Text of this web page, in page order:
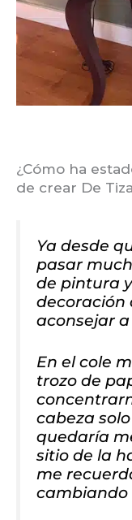
¿Cómo ha
de crear De
Ya desde
pasar
de pintura
decoración
aconsejar
En el cole
trozo de
cabeza
quedaría
sitio de la
me
cambiando